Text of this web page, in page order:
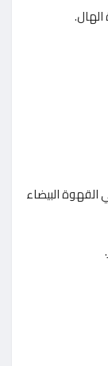
البيضاء